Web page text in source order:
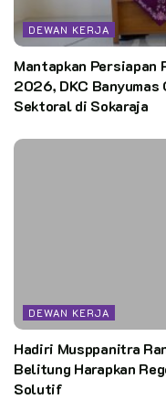
DEWAN KERJA
Mantapkan Persiapan
2026, DKC
Sektoral di Sokaraja
DEWAN KERJA
Hadiri Musppanitra
Belitung Harapkan
Solutif